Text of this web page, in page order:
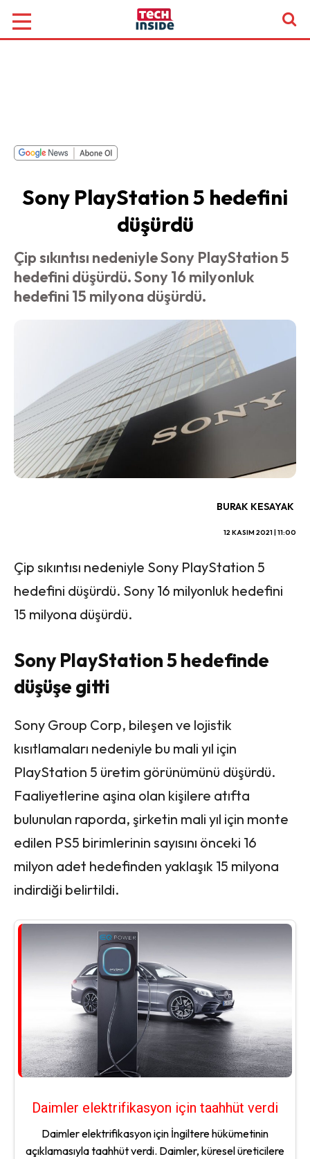
Sony PlayStation 5 hedefini
düşürdü
Çip sıkıntısı nedeniyle Sony PlayStation 5
hedefini düşürdü. Sony 16 milyonluk
hedefini 15 milyona düşürdü.
BURAK KESAYAK
12 KASIM 2021 | 11:00
Çip sıkıntısı nedeniyle Sony PlayStation 5
hedefini düşürdü. Sony 16 milyonluk hedefini
15 milyona düşürdü.
Sony PlayStation 5 hedefinde
düşüşe gitti
Sony Group Corp, bileşen ve lojistik
kısıtlamaları nedeniyle bu mali yıl için
PlayStation 5 üretim görünümünü düşürdü.
Faaliyetlerine aşina olan kişilere atıfta
bulunulan raporda, şirketin mali yıl için monte
edilen PS5 birimlerinin sayısını önceki 16
milyon adet hedefinden yaklaşık 15 milyona
indirdiği belirtildi.
Daimler elektrifikasyon için taahhüt verdi
Daimler elektrifikasyon için İngiltere hükümetinin
açıklamasıyla taahhüt verdi. Daimler, küresel üreticilere